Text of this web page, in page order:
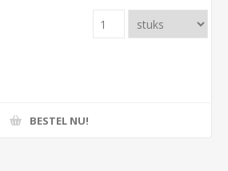
BESTEL NU!